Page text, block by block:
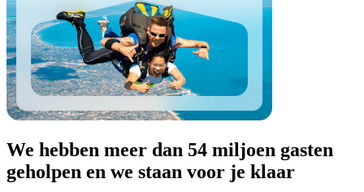
We hebben meer dan 54 miljoen gasten
geholpen en we staan voor je klaar